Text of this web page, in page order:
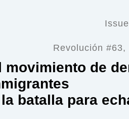
Revolución
movimiento de
batalla para